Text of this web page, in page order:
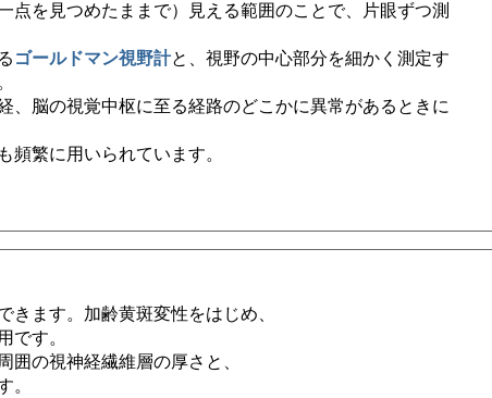
点を見つめたままで）見える範囲のことで、片眼ずつ測
ゴールドマン視野計と、視野の中心部分を細かく測定す
、脳の視覚中枢に至る経路のどこかに異常があるときに
頻繁に用いられています。
ます。加齢黄斑変性をはじめ、
です。
囲の視神経繊維層の厚さと、
。